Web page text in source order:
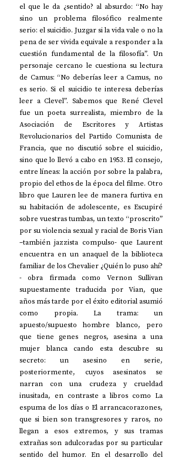
el que le da ¿sentido? al absurdo: “No hay
sino un problema filosófico realmente
serio: el suicidio. Juzgar si la vida vale o no la
pena de ser vivida equivale a responder a la
cuestión fundamental de la filosofía”. Un
personaje cercano le cuestiona su lectura
de Camus: “No deberías leer a Camus, no
es serio. Si el suicidio te interesa deberías
leer a Clevel”. Sabemos que René Clevel
fue un poeta surrealista, miembro de la
Asociación de Escritores y Artistas
Revolucionarios del Partido Comunista de
Francia, que no discutió sobre el suicidio,
sino que lo llevó a cabo en 1953. El consejo,
entre líneas: la acción por sobre la palabra,
propio del ethos de la época del filme. Otro
libro que Lauren lee de manera furtiva en
su habitación de adolescente, es Escupiré
sobre vuestras tumbas, un texto “proscrito”
por su violencia sexual y racial de Boris Vian
–también jazzista compulso- que Laurent
encuentra en un anaquel de la biblioteca
familiar de los Chevalier ¿Quién lo puso ahí?
- obra firmada como Vernon Sullivan
supuestamente traducida por Vian, que
años más tarde por el éxito editorial asumió
como propia. La trama: un
apuesto/supuesto hombre blanco, pero
que tiene genes negros, asesina a una
mujer blanca cando esta descubre su
secreto: un asesino en serie,
posteriormente, cuyos asesinatos se
narran con una crudeza y crueldad
inusitada, en contraste a libros como La
espuma de los días o El arrancacorazones,
que si bien son transgresores y raros, no
llegan a esos extremos, y sus tramas
extrañas son adulcoradas por su particular
sentido del humor. En el desarrollo del